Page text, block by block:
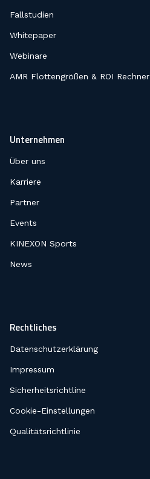
Fallstudien
Whitepaper
Webinare
AMR Flottengrößen & ROI Rechner
Unternehmen
Über uns
Karriere
Partner
Events
KINEXON Sports
News
Rechtliches
Datenschutzerklärung
Impressum
Sicherheitsrichtline
Cookie-Einstellungen
Qualitätsrichtlinie